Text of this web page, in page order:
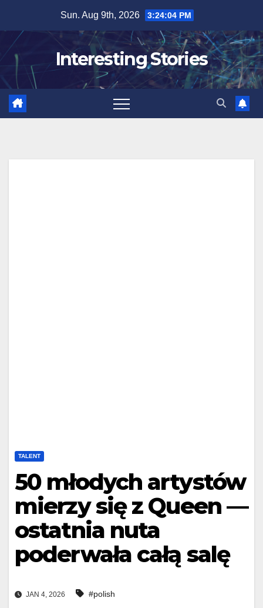
content
Sun. Aug 9th, 2026 3:24:05 PM
Interesting Stories
TALENT
50 młodych artystów
mierzy się z Queen —
ostatnia nuta
poderwała całą salę
JAN 4, 2026 #polish